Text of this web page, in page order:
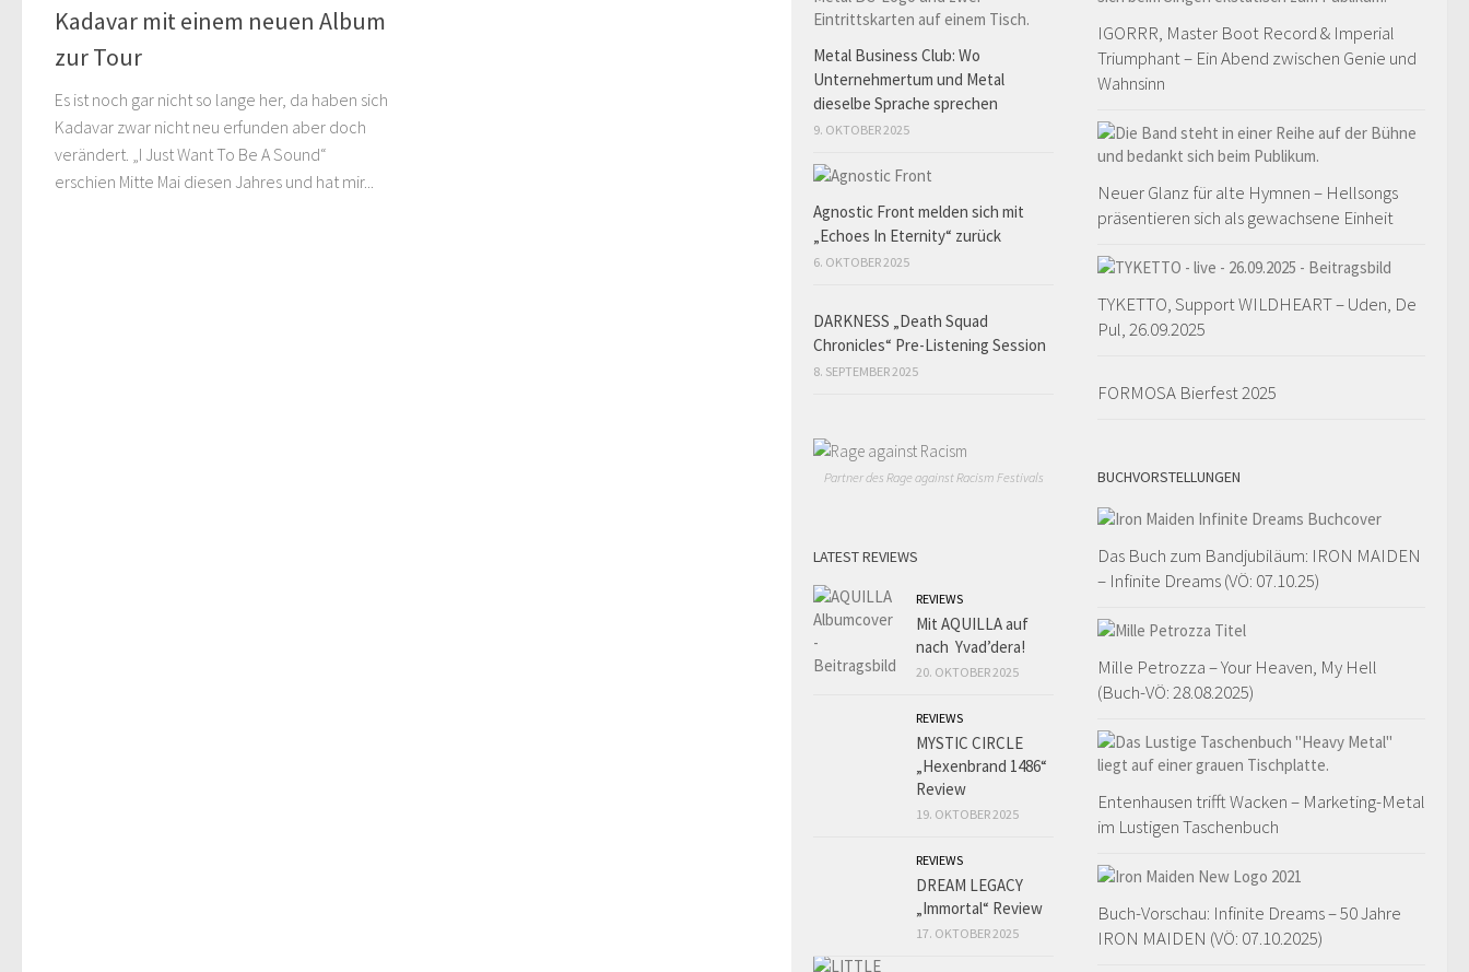
Kadavar mit einem neuen Album
zur Tour
Es ist noch gar nicht so lange her, da haben sich
Kadavar zwar nicht neu erfunden aber doch
verändert. „I Just Want To Be A Sound“
erschien Mitte Mai diesen Jahres und hat mir...
IGORRR, Master Boot Record & Imperial
Triumphant – Ein Abend zwischen Genie und
Wahnsinn
Neuer Glanz für alte Hymnen – Hellsongs
präsentieren sich als gewachsene Einheit
TYKETTO, Support WILDHEART – Uden, De
Pul, 26.09.2025
FORMOSA Bierfest 2025
BUCHVORSTELLUNGEN
Das Buch zum Bandjubiläum: IRON MAIDEN
– Infinite Dreams (VÖ: 07.10.25)
Mille Petrozza – Your Heaven, My Hell
(Buch-VÖ: 28.08.2025)
Entenhausen trifft Wacken – Marketing-Metal
im Lustigen Taschenbuch
Buch-Vorschau: Infinite Dreams – 50 Jahre
IRON MAIDEN (VÖ: 07.10.2025)
Metal Business Club: Wo
Unternehmertum und Metal
dieselbe Sprache sprechen
9. OKTOBER 2025
Agnostic Front melden sich mit
„Echoes In Eternity“ zurück
6. OKTOBER 2025
DARKNESS „Death Squad
Chronicles“ Pre-Listening Session
8. SEPTEMBER 2025
Partner des Rage against Racism Festivals
LATEST REVIEWS
REVIEWS
Mit AQUILLA auf
nach Yvad’dera!
20. OKTOBER 2025
REVIEWS
MYSTIC CIRCLE
„Hexenbrand 1486“
Review
19. OKTOBER 2025
REVIEWS
DREAM LEGACY
„Immortal“ Review
17. OKTOBER 2025